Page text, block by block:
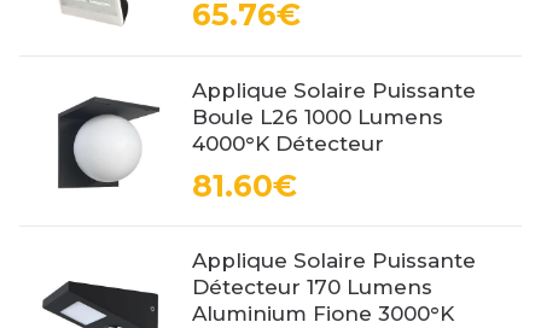
65.76€
Applique Solaire Puissante
Boule L26 1000 Lumens
4000°K Détecteur
81.60€
Applique Solaire Puissante
Détecteur 170 Lumens
Aluminium Fione 3000°K